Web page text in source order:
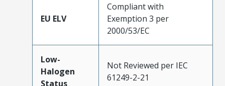
EU ELV
Compliant with
Exemption 3 per
2000/53/EC
Low-
Halogen
Status
Not Reviewed per IEC
61249-2-21